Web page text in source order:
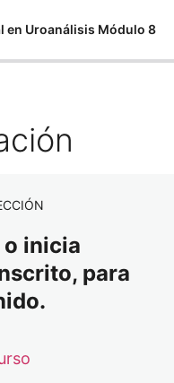
en Uroanálisis Módulo 8
o inicia
para